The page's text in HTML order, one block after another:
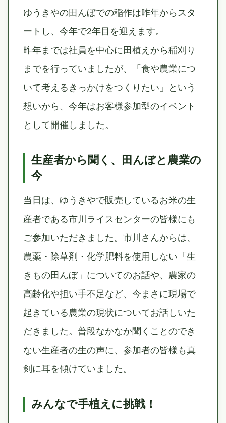
ゆうきやの田んぼでの稲作は昨年からスタ
ートし、今年で2年目を迎えます。
昨年までは社員を中心に田植えから稲刈り
までを行っていましたが、「食や農業につ
いて考えるきっかけをつくりたい」という
想いから、今年はお客様参加型のイベント
として開催しました。
生産者から聞く、田んぼと農業の
今
当日は、ゆうきやで販売しているお米の生
産者である市川ライスセンターの皆様にも
ご参加いただきました。市川さんからは、
農薬・除草剤・化学肥料を使用しない「生
きもの田んぼ」についてのお話や、農家の
高齢化や担い手不足など、今まさに現場で
起きている農業の現状についてお話しいた
だきました。普段なかなか聞くことのでき
ない生産者の生の声に、参加者の皆様も真
剣に耳を傾けていました。
みんなで手植えに挑戦！